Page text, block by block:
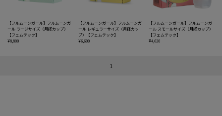
【フルムーンガール】フルムーンガ
ール ラージサイズ（月経カップ）
【フェムテック】
¥8,800
【フルムーンガール】フルムーンガ
ール レギュラーサイズ（月経カッ
プ）【フェムテック】
¥6,600
【フルムーンガール】フルムーンガ
ール スモールサイズ（月経カップ）
【フェムテック】
¥4,620
1